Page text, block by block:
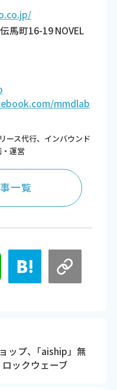
馬町16-19 NOVEL
mmdlab
ース代行、インバウンド
運営
一覧
ップ、｢aiship」無
ックウェーブ